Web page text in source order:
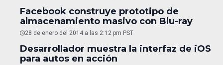
Facebook construye prototipo de
almacenamiento masivo con Blu-ray
28 de enero del 2014 a las 2:12 pm PST
Desarrollador muestra la interfaz de iOS
para autos en acción